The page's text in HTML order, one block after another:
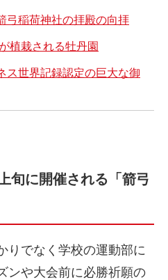
弓稲荷神社の拝殿の向拝
植栽される牡丹園
ス世界記録認定の巨大な御
旬に開催される「箭弓
りでなく学校の運動部に
ンや大会前に必勝祈願の